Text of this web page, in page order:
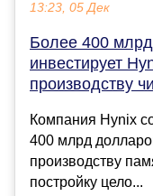
13:23, 05 Дек
Более 400
инвестирует
производству
Компания Hynix
400 млрд
производству
постройку цело...